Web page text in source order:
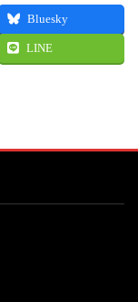
Bluesky
LINE